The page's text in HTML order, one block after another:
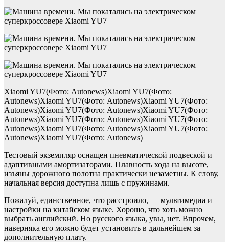
Xiaomi YU7(Фото: Autonews)Xiaomi YU7(Фото:
Autonews)Xiaomi YU7(Фото: Autonews)Xiaomi YU7(Фото:
Autonews)Xiaomi YU7(Фото: Autonews)Xiaomi YU7(Фото:
Autonews)Xiaomi YU7(Фото: Autonews)Xiaomi YU7(Фото:
Autonews)Xiaomi YU7(Фото: Autonews)Xiaomi YU7(Фото:
Autonews)Xiaomi YU7(Фото: Autonews)
Тестовый экземпляр оснащен пневматической подвеской и
адаптивными амортизаторами. Плавность хода на высоте,
изъяны дорожного полотна практически незаметны. К слову,
начальная версия доступна лишь с пружинами.
Пожалуй, единственное, что расстроило, — мультимедиа и
настройки на китайском языке. Хорошо, что хоть можно
выбрать английский. Но русского языка, увы, нет. Впрочем,
наверняка его можно будет установить в дальнейшем за
дополнительную плату.